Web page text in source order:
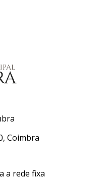
Coimbra
a rede fixa